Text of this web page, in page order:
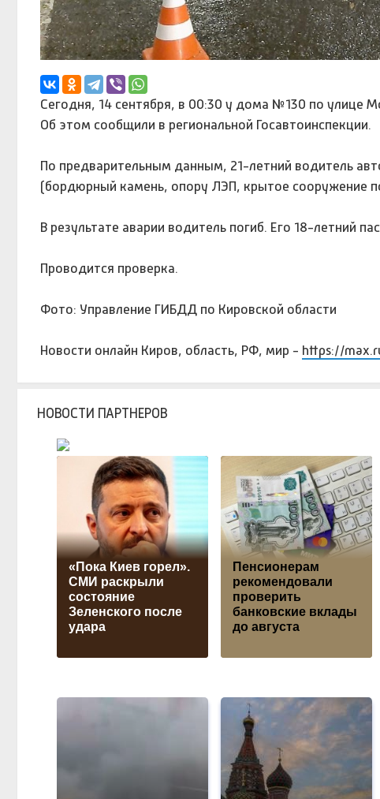
Сегодня, 14 сентября, в 00:30 у дома №130 по улице
Об этом сообщили в региональной Госавтоинспекции.
По предварительным данным, 21-летний водитель
(бордюрный камень, опору ЛЭП, крытое сооружение
В результате аварии водитель погиб. Его 18-летний
Проводится проверка.
Фото: Управление ГИБДД по Кировской области
Новости онлайн Киров, область, РФ, мир - https://
НОВОСТИ ПАРТНЕРОВ
«Пока Киев горел».
СМИ раскрыли
состояние
Зеленского после
удара
Пенсионерам
рекомендовали
проверить
банковские вклады
до августа